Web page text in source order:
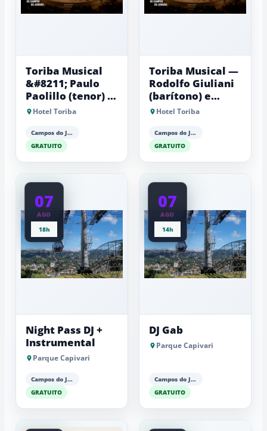
Toriba Musical
&#8211; Paulo
Paolillo (tenor) e
Antonio Luiz
Hotel Toriba
Campos do Jordão
GRATUITO
Toriba Musical —
Rodolfo Giuliani
(barítono) e
Antonio Luiz
Hotel Toriba
Campos do Jordão
GRATUITO
07
AGO
18h
Night Pass DJ +
Instrumental
Parque Capivari
Campos do Jordão
GRATUITO
07
AGO
14h
DJ Gab
Parque Capivari
Campos do Jordão
GRATUITO